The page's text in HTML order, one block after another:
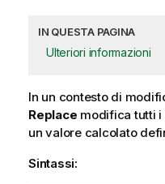
IN QUESTA PAGINA
Ulteriori informazioni
In un contesto di
Replace modifica tutti i
un valore calcolato
Sintassi: